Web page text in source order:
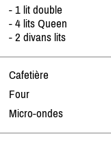
- 1 lit double
- 4 lits Queen
- 2 divans lits
Cafetière
Four
Micro-ondes